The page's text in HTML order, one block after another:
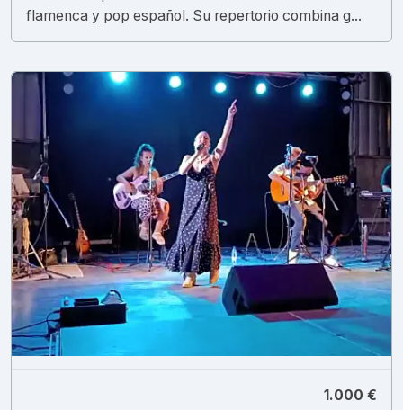
flamenca y pop español. Su repertorio combina g...
1.000 €